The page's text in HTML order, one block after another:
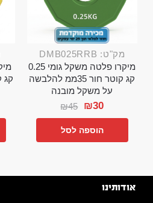
מק"ט: DMB025RRB
מיקרו פלטה משקל גומי 0.25
קג קוטר חור 35ממ להלבשה
על משקל מובנה
₪45 ₪30
הוספה לסל
אודותינו